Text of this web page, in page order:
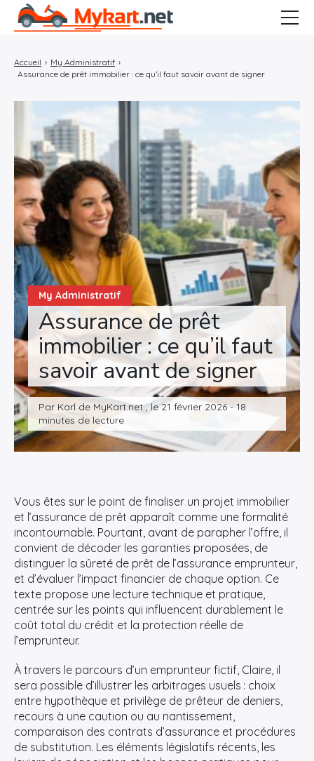
My Administratif
Assurance de prêt
immobilier : ce qu’il faut
savoir avant de signer
Par Karl de MyKart.net , le 21 février 2026 - 18
minutes de lecture
Accueil › My Administratif ›
Assurance de prêt immobilier : ce qu’il faut savoir avant de signer
Vous êtes sur le point de finaliser un projet immobilier
et l’assurance de prêt apparaît comme une formalité
incontournable. Pourtant, avant de parapher l’offre, il
convient de décoder les garanties proposées, de
distinguer la sûreté de prêt de l’assurance emprunteur,
et d’évaluer l’impact financier de chaque option. Ce
texte propose une lecture technique et pratique,
centrée sur les points qui influencent durablement le
coût total du crédit et la protection réelle de
l’emprunteur.
À travers le parcours d’un emprunteur fictif, Claire, il
sera possible d’illustrer les arbitrages usuels : choix
entre hypothèque et privilège de prêteur de deniers,
recours à une caution ou au nantissement,
comparaison des contrats d’assurance et procédures
de substitution. Les éléments législatifs récents, les
Décoration
My Maison
My Mode
My Santé
Technologie
Voyage
My Vap
My Casino
Compte
Twitter
Chaîne
YouTube
de